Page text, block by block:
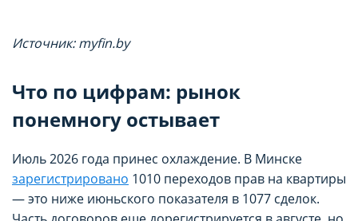
Источник: myfin.by
Что по цифрам: рынок
понемногу остывает
Июль 2026 года принес охлаждение. В Минске
зарегистрировано 1010 переходов прав на квартиры
— это ниже июньского показателя в 1077 сделок.